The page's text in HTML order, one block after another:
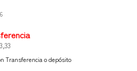
Transferencia o depósito